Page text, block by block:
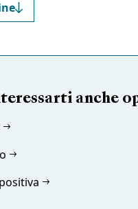
anche